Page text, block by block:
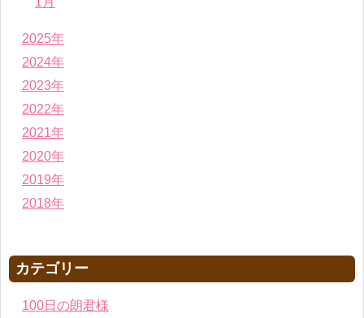
2025年
2024年
2023年
2022年
2021年
2020年
2019年
2018年
カテゴリー
100日の朗君様